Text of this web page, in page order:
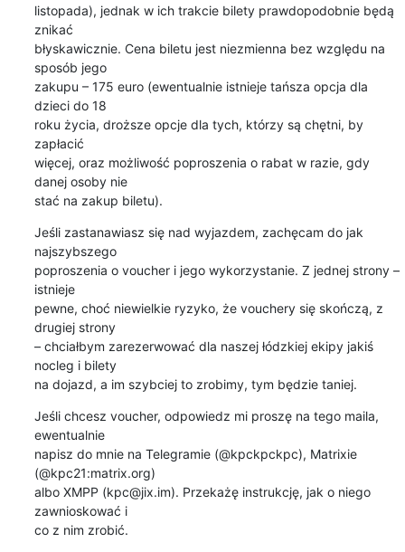
listopada), jednak w ich trakcie bilety prawdopodobnie będą
znikać
błyskawicznie. Cena biletu jest niezmienna bez względu na
sposób jego
zakupu – 175 euro (ewentualnie istnieje tańsza opcja dla
dzieci do 18
roku życia, droższe opcje dla tych, którzy są chętni, by
zapłacić
więcej, oraz możliwość poproszenia o rabat w razie, gdy
danej osoby nie
stać na zakup biletu).
Jeśli zastanawiasz się nad wyjazdem, zachęcam do jak
najszybszego
poproszenia o voucher i jego wykorzystanie. Z jednej strony –
istnieje
pewne, choć niewielkie ryzyko, że vouchery się skończą, z
drugiej strony
– chciałbym zarezerwować dla naszej łódzkiej ekipy jakiś
nocleg i bilety
na dojazd, a im szybciej to zrobimy, tym będzie taniej.
Jeśli chcesz voucher, odpowiedz mi proszę na tego maila,
ewentualnie
napisz do mnie na Telegramie (@kpckpckpc), Matrixie
(@kpc21:matrix.org)
albo XMPP (kpc@jix.im). Przekażę instrukcję, jak o niego
zawnioskować i
co z nim zrobić.